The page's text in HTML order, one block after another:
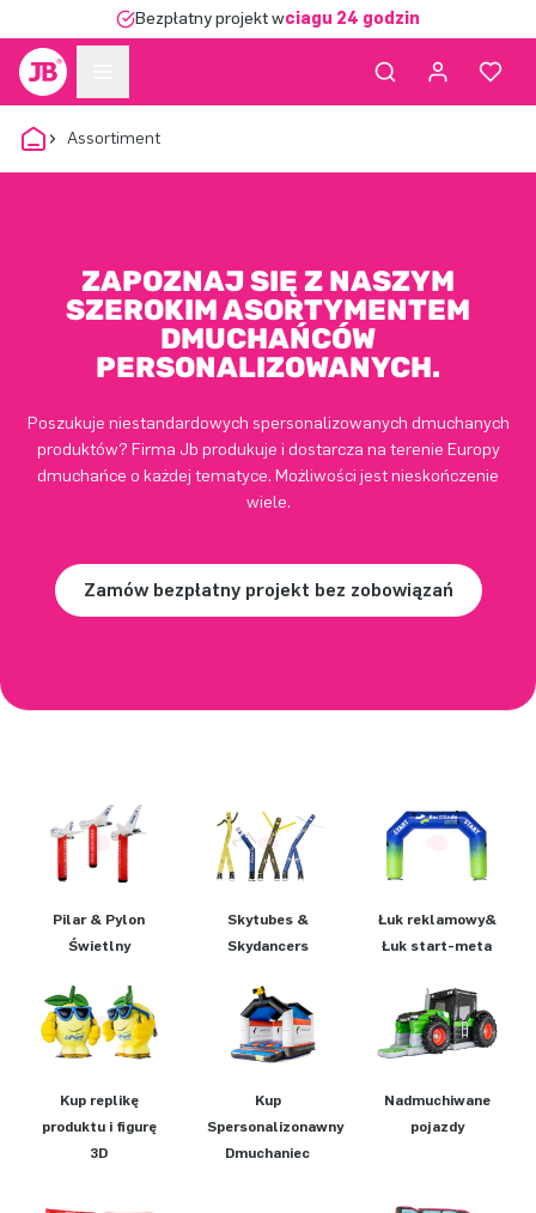
Bezpłatny projekt wciągu 24 godzin
Assortiment
ZAPOZNAJ SIĘ Z NASZYM
SZEROKIM ASORTYMENTEM
DMUCHAŃCÓW
PERSONALIZOWANYCH.
Poszukuje niestandardowych spersonalizowanych dmuchanych
produktów? Firma Jb produkuje i dostarcza na terenie Europy
dmuchańce o każdej tematyce. Możliwości jest nieskończenie
wiele.
Zamów bezpłatny projekt bez zobowiązań
Pilar & Pylon
Świetlny
Skytubes &
Skydancers
Łuk reklamowy&
Łuk start-meta
Kup replikę
produktu i figurę
3D
Kup
Spersonalizonawny
Dmuchaniec
Nadmuchiwane
pojazdy